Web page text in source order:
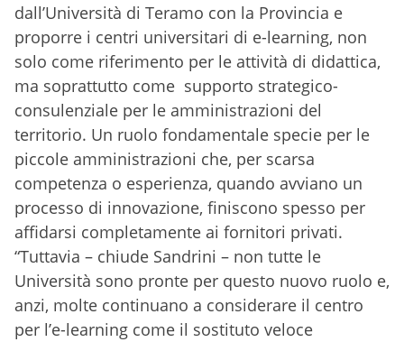
dall’Università di Teramo con la Provincia e
proporre i centri universitari di e-learning, non
solo come riferimento per le attività di didattica,
ma soprattutto come supporto strategico-
consulenziale per le amministrazioni del
territorio. Un ruolo fondamentale specie per le
piccole amministrazioni che, per scarsa
competenza o esperienza, quando avviano un
processo di innovazione, finiscono spesso per
affidarsi completamente ai fornitori privati.
“Tuttavia – chiude Sandrini – non tutte le
Università sono pronte per questo nuovo ruolo e,
anzi, molte continuano a considerare il centro
per l’e-learning come il sostituto veloce